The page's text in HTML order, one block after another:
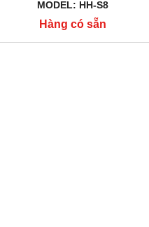
MODEL: HH-S8
Hàng có sẵn